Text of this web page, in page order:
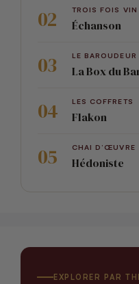
TROIS FOIS VIN
Échanson
LE
La Box du
LES COFFRETS
Flakon
CHAI D’ŒUVRE
Hédoniste
EXPLORER PAR